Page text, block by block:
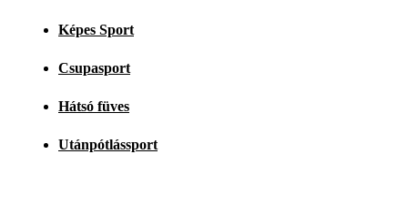
Képes Sport
Csupasport
Hátsó füves
Utánpótlássport